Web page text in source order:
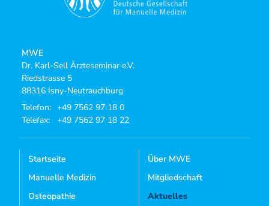
MWE
Dr. Karl-Sell Ärzteseminar e.V.
Riedstrasse 5
88316 Isny-Neutrauchburg
Telefon: +49 7562 97 18 0
Telefax:
+49 7562 97 18 22
Startseite
Manuelle Medizin
Osteopathie
Über MWE
Mitgliedschaft
Aktuelles